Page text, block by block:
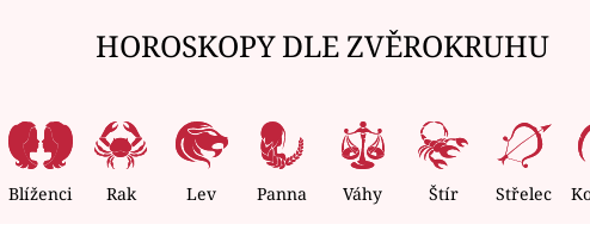
HOROSKOPY DLE ZVĚROKRUHU
Blíženci Rak Lev Panna Váhy Štír Střelec